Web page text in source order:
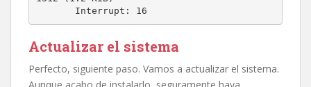
Interrupt: 16
Actualizar el sistema
Perfecto, siguiente paso. Vamos a actualizar el sistema.
Aunque acabo de instalarlo, seguramente haya